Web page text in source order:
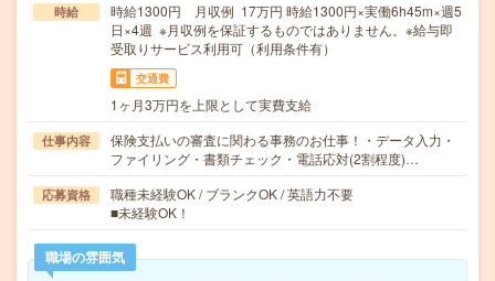
時給
時給1300円 月収例 17万円 時給1300円×実働6h45m×週5
日×4週 ※月収例を保証するものではありません。※給与即
受取りサービス利用可（利用条件有）
交通費
1ヶ月3万円を上限として実費支給
仕事内容
保険支払いの審査に関わる事務のお仕事！・データ入力・
ファイリング・書類チェック・電話応対(2割程度)…
応募資格
職種未経験OK / ブランクOK / 英語力不要
■未経験OK！
職場の雰囲気